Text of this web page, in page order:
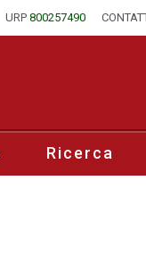
URP 800257490
Ricerca